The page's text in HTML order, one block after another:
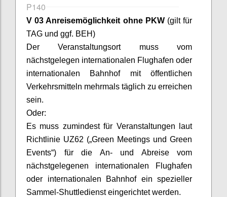
P140
V 03 Anreisemöglichkeit ohne PKW (gilt für
TAG und ggf. BEH)
Der Veranstaltungsort muss vom
nächstgelegen internationalen Flughafen oder
internationalen Bahnhof mit öffentlichen
Verkehrsmitteln mehrmals täglich zu erreichen
sein.
Oder:
Es muss zumindest für Veranstaltungen laut
Richtlinie UZ62 („Green Meetings und Green
Events“) für die An- und Abreise vom
nächstgelegenen internationalen Flughafen
oder internationalen Bahnhof ein spezieller
Sammel-Shuttledienst eingerichtet werden.